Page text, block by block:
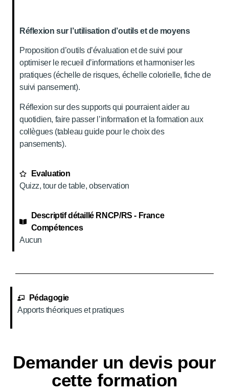
Réflexion sur l’utilisation d’outils et de moyens
Proposition d’outils d’évaluation et de suivi pour
optimiser le recueil d’informations et harmoniser les
pratiques (échelle de risques, échelle colorielle, fiche de
suivi pansement).
Réflexion sur des supports qui pourraient aider au
quotidien, faire passer l’information et la formation aux
collègues (tableau guide pour le choix des
pansements).
Evaluation
Quizz, tour de table, observation
Descriptif détaillé RNCP/RS - France
Compétences
Aucun
Pédagogie
Apports théoriques et pratiques
Demander un devis pour
cette formation